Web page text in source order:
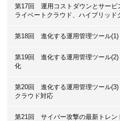
第17回 運用コストダウンとサービ
ライベートクラウド、ハイブリッド
第18回 進化する運用管理ツール(1)
第19回 進化する運用管理ツール(2)
化
第20回 進化する運用管理ツール(3)
クラウド対応
第21回 サイバー攻撃の最新トレン